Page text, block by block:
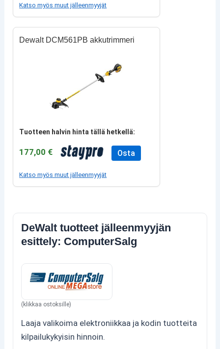
Katso myös muut jälleenmyyjät
Dewalt DCM561PB akkutrimmeri
Tuotteen halvin hinta tällä hetkellä:
177,00 € Osta
Katso myös muut jälleenmyyjät
DeWalt tuotteet jälleenmyyjän
esittely: ComputerSalg
(klikkaa ostoksille)
Laaja valikoima elektroniikkaa ja kodin tuotteita
kilpailukykyisin hinnoin.